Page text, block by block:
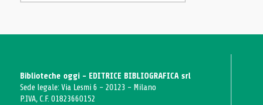
Biblioteche oggi - EDITRICE BIBLIOGRAFICA srl
Sede legale: Via Lesmi 6 - 20123 - Milano
P.IVA, C.F. 01823660152